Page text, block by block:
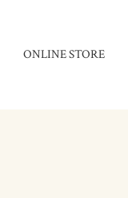
ONLINE STORE